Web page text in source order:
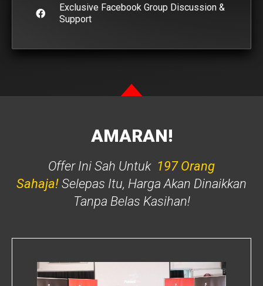
Exclusive Facebook Group Discussion &
Support
AMARAN!
Offer Ini Sah Untuk 197 Orang
Sahaja! Selepas Itu, Harga Akan Dinaikkan
Tanpa Belas Kasihan!